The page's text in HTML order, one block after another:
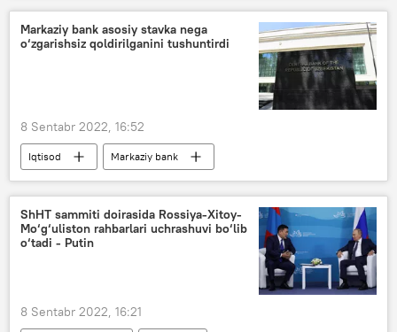
Markaziy bank asosiy stavka nega
o‘zgarishsiz qoldirilganini tushuntirdi
8 Sentabr 2022, 16:52
Iqtisod
Markaziy bank
asosiy stavka
ShHT sammiti doirasida Rossiya-Xitoy-
Mo‘g‘uliston rahbarlari uchrashuvi bo‘lib
o‘tadi - Putin
8 Sentabr 2022, 16:21